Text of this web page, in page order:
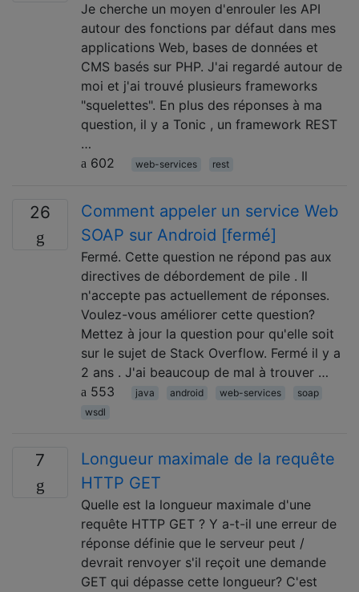
Je cherche un moyen d'enrouler les API
autour des fonctions par défaut dans mes
applications Web, bases de données et
CMS basés sur PHP. J'ai regardé autour de
moi et j'ai trouvé plusieurs frameworks
"squelettes". En plus des réponses à ma
question, il y a Tonic , un framework REST
…
602
web-services rest
26
Comment appeler un service Web
SOAP sur Android [fermé]
Fermé. Cette question ne répond pas aux
directives de débordement de pile . Il
n'accepte pas actuellement de réponses.
Voulez-vous améliorer cette question?
Mettez à jour la question pour qu'elle soit
sur le sujet de Stack Overflow. Fermé il y a
2 ans . J'ai beaucoup de mal à trouver …
553
java android web-services
soap
wsdl
7
Longueur maximale de la requête
HTTP GET
Quelle est la longueur maximale d'une
requête HTTP GET ? Y a-t-il une erreur de
réponse définie que le serveur peut /
devrait renvoyer s'il reçoit une demande
GET qui dépasse cette longueur? C'est